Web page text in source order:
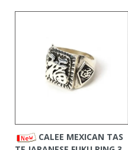
CALEE MEXICAN TAS